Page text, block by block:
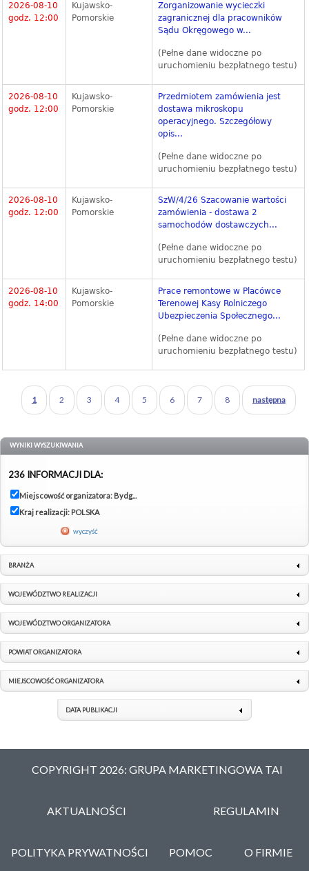
2026-08-10
godz. 12:00
Kujawsko-
Pomorskie
Zorganizowanie wycieczki
zagranicznej dla pracowników
Sądu Okręgowego w...
(Pełne dane widoczne po
uruchomieniu bezpłatnego testu)
2026-08-10
godz. 12:00
Kujawsko-
Pomorskie
Przedmiotem zamówienia jest
dostawa mikroskopu
operacyjnego. Szczegółowy
opis...
(Pełne dane widoczne po
uruchomieniu bezpłatnego testu)
2026-08-10
godz. 12:00
Kujawsko-
Pomorskie
SzW/4/26 Szacowanie wartości
zamówienia - dostawa 2
samochodów dostawczych...
(Pełne dane widoczne po
uruchomieniu bezpłatnego testu)
2026-08-10
godz. 14:00
Kujawsko-
Pomorskie
Prace remontowe w Placówce
Terenowej Kasy Rolniczego
Ubezpieczenia Społecznego...
(Pełne dane widoczne po
uruchomieniu bezpłatnego testu)
1 2 3 4 5 6 7 8 następna
WYNIKI WYSZUKIWANIA
236 INFORMACJI DLA:
Miejscowość organizatora: Bydg...
Kraj realizacji: POLSKA
wyczyść
BRANŻA
WOJEWÓDZTWO REALIZACJI
WOJEWÓDZTWO ORGANIZATORA
POWIAT ORGANIZATORA
MIEJSCOWOŚĆ ORGANIZATORA
DATA PUBLIKACJI
COPYRIGHT 2026: GRUPA MARKETINGOWA TAI
AKTUALNOŚCI REGULAMIN
POLITYKA PRYWATNOŚCI POMOC O FIRMIE